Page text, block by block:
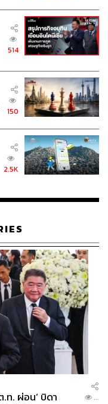
514
150
2.5K
. ผ่อน’ บิดา
...